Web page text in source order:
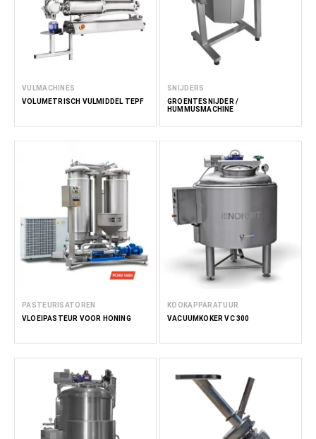
VULMACHINES
VOLUMETRISCH VULMIDDEL TEPF
SNIJDERS
GROENTESNIJDER /
HUMMUSMACHINE
PASTEURISATOREN
VLOEIPASTEUR VOOR HONING
KOOKAPPARATUUR
VACUÜMKOKER VC 300